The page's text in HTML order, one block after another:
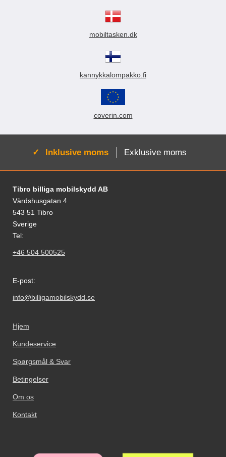
mobiltasken.dk
kannykkalompakko.fi
coverin.com
Aktiv:
Inklusive moms Exklusive moms
Fodnoter Blandede oplysninger og links
Tibro billiga mobilskydd AB
Värdshusgatan 4
543 51 Tibro
Sverige
Tel:
+46 504 500525
E-post:
info@billigamobilskydd.se
Hjem
Kundeservice
Spørgsmål & Svar
Betingelser
Om os
Kontakt